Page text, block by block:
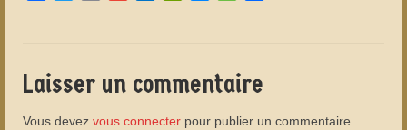
Laisser un commentaire
Vous devez vous connecter pour publier un commentaire.